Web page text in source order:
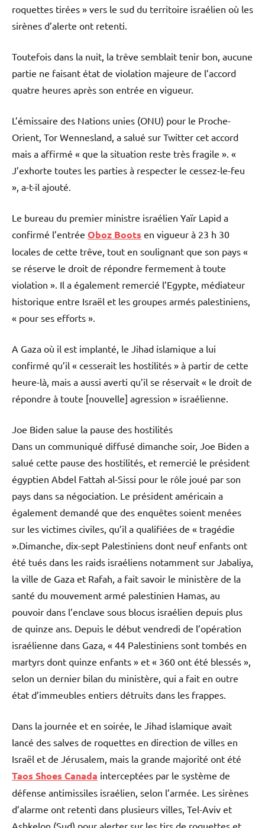
roquettes tirées » vers le sud du territoire israélien où les
sirènes d’alerte ont retenti.
Toutefois dans la nuit, la trêve semblait tenir bon, aucune
partie ne faisant état de violation majeure de l’accord
quatre heures après son entrée en vigueur.
L’émissaire des Nations unies (ONU) pour le Proche-
Orient, Tor Wennesland, a salué sur Twitter cet accord
mais a affirmé « que la situation reste très fragile ». «
J’exhorte toutes les parties à respecter le cessez-le-feu
», a-t-il ajouté.
Le bureau du premier ministre israélien Yaïr Lapid a
confirmé l’entrée Oboz Boots en vigueur à 23 h 30
locales de cette trêve, tout en soulignant que son pays «
se réserve le droit de répondre fermement à toute
violation ». Il a également remercié l’Egypte, médiateur
historique entre Israël et les groupes armés palestiniens,
« pour ses efforts ».
A Gaza où il est implanté, le Jihad islamique a lui
confirmé qu’il « cesserait les hostilités » à partir de cette
heure-là, mais a aussi averti qu’il se réservait « le droit de
répondre à toute [nouvelle] agression » israélienne.
Joe Biden salue la pause des hostilités
Dans un communiqué diffusé dimanche soir, Joe Biden a
salué cette pause des hostilités, et remercié le président
égyptien Abdel Fattah al-Sissi pour le rôle joué par son
pays dans sa négociation. Le président américain a
également demandé que des enquêtes soient menées
sur les victimes civiles, qu’il a qualifiées de « tragédie
».Dimanche, dix-sept Palestiniens dont neuf enfants ont
été tués dans les raids israéliens notamment sur Jabaliya,
la ville de Gaza et Rafah, a fait savoir le ministère de la
santé du mouvement armé palestinien Hamas, au
pouvoir dans l’enclave sous blocus israélien depuis plus
de quinze ans. Depuis le début vendredi de l’opération
israélienne dans Gaza, « 44 Palestiniens sont tombés en
martyrs dont quinze enfants » et « 360 ont été blessés »,
selon un dernier bilan du ministère, qui a fait en outre
état d’immeubles entiers détruits dans les frappes.
Dans la journée et en soirée, le Jihad islamique avait
lancé des salves de roquettes en direction de villes en
Israël et de Jérusalem, mais la grande majorité ont été
Taos Shoes Canada interceptées par le système de
défense antimissiles israélien, selon l’armée. Les sirènes
d’alarme ont retenti dans plusieurs villes, Tel-Aviv et